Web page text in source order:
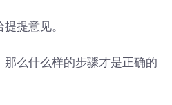
提意见。
么什么样的步骤才是正确的